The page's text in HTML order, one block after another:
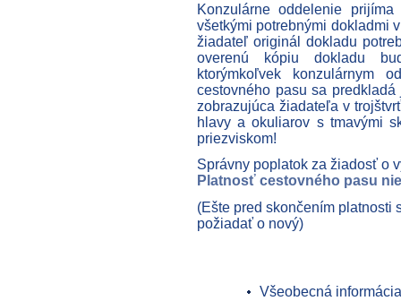
Konzulárne oddelenie
všetkými potrebnými dokladmi
žiadateľ originál dokladu
overenú kópiu dokladu
ktorýmkoľvek konzulárnym
cestovného pasu sa
zobrazujúca žiadateľa v
hlavy a okuliarov s tmavými
priezviskom!
Správny poplatok za žiadosť o
Platnosť cestovného pasu
(Ešte pred skončením platnosti
požiadať o nový)
Všeobecná informácia